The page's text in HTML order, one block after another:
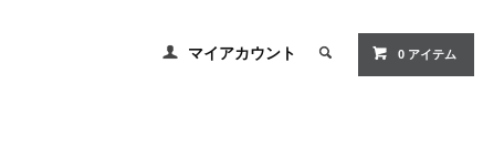
マイアカウント 0 アイテム